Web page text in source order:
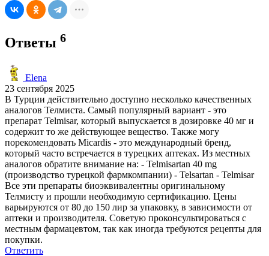
Ответы 6
Elena
23 сентября 2025
В Турции действительно доступно несколько качественных
аналогов Телмиста. Самый популярный вариант - это
препарат Telmisar, который выпускается в дозировке 40 мг и
содержит то же действующее вещество. Также могу
порекомендовать Micardis - это международный бренд,
который часто встречается в турецких аптеках. Из местных
аналогов обратите внимание на: - Telmisartan 40 mg
(производство турецкой фармкомпании) - Telsartan - Telmisar
Все эти препараты биоэквивалентны оригинальному
Телмисту и прошли необходимую сертификацию. Цены
варьируются от 80 до 150 лир за упаковку, в зависимости от
аптеки и производителя. Советую проконсультироваться с
местным фармацевтом, так как иногда требуются рецепты для
покупки.
Ответить